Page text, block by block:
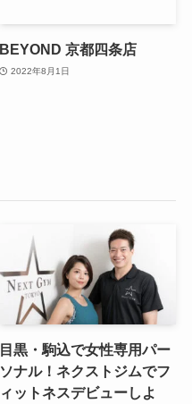
BEYOND 京都四条店
2022年8月1日
目黒・駒込で女性専用パー
ソナル！ネクストジムでフ
ィットネスデビューしよ